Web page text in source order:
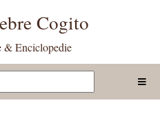
Cogito
& Enciclopedie